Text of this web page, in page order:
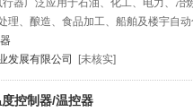
器广泛应用于石油、化工、电力、冶
理、酿造、食品加工、船舶及楼宇自
发展有限公司 [未核实]
控制器/温控器